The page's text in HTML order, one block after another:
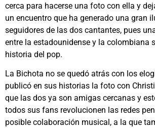
cerca para hacerse una foto con ella y
un encuentro que ha generado una gran
seguidores de las dos cantantes, pues
entre la estadounidense y la colombiana
historia del pop.
La Bichota no se quedó atrás con los
publicó en sus historias la foto con
que las dos ya son amigas cercanas y
todos sus fans revolucionen las redes
posible colaboración musical, a la que